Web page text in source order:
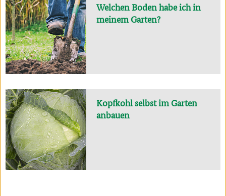
Welchen Boden habe ich in
meinem Garten?
Kopfkohl selbst im Garten
anbauen